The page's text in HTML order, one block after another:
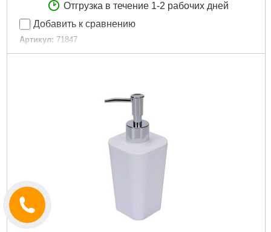
Отгрузка в течение 1-2 рабочих дней
Добавить к сравнению
Артикул: 71847
Код товара: 30.49.67